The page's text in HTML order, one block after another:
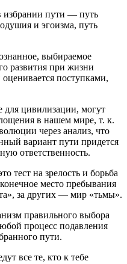
избрании пути — путь
и эгоизма, путь
выбираемое
развития при жизни
оценивается поступками,
цивилизации, могут
в нашем мире, т. к.
через анализ, что
вариант пути придется
ответственность.
тест на зрелость и борьба
место пребывания
за других — мир «тьмы».
правильного выбора
процесс подавления
пути.
все те, кто к тебе